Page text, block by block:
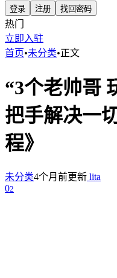
登录 注册 找回密码
热门
立即入驻
首页•未分类•正文
“3个老帅哥
把手解决一
程》
未分类4个月前更新 lita
02